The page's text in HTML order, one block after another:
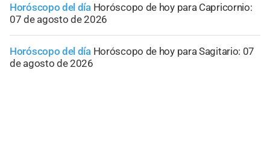
Horóscopo del día Horóscopo de hoy para Capricornio:
07 de agosto de 2026
Horóscopo del día Horóscopo de hoy para Sagitario: 07
de agosto de 2026